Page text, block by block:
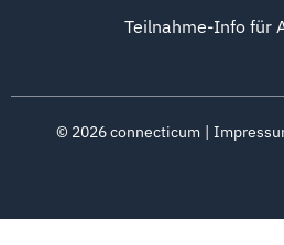
Teilnahme-Info für
© 2026connecticum